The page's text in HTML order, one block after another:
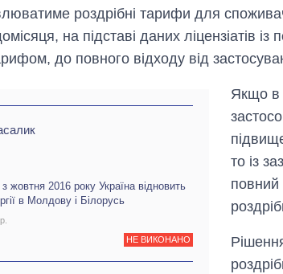
роздрібні тарифи для
на підставі даних ліцензіатів із
до повного відходу від
жовтня 2016 року Україна відновить
в Молдову і Білорусь
НЕ ВИКОНАНО
Якщо в
то із
повний